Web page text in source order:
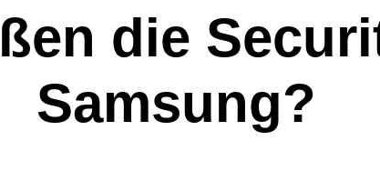
die
Samsung?